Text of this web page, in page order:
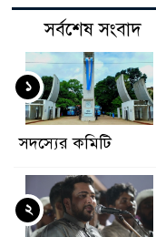
সর্বশেষ সংবাদ
সদস্যের কমিটি
১
২